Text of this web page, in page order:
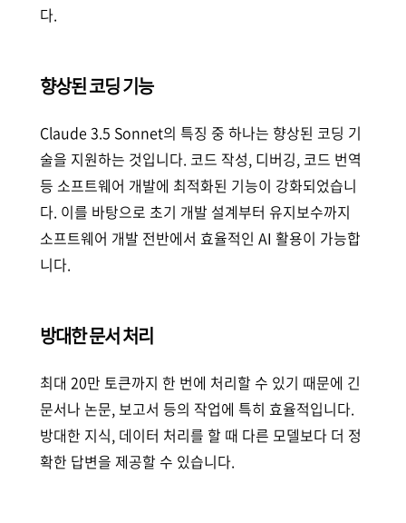
다.
향상된 코딩 기능
Claude 3.5 Sonnet의 특징 중 하나는 향상된 코딩 기
술을 지원하는 것입니다. 코드 작성, 디버깅, 코드 번역
등 소프트웨어 개발에 최적화된 기능이 강화되었습니
다. 이를 바탕으로 초기 개발 설계부터 유지보수까지
소프트웨어 개발 전반에서 효율적인 AI 활용이 가능합
니다.
방대한 문서 처리
최대 20만 토큰까지 한 번에 처리할 수 있기 때문에 긴
문서나 논문, 보고서 등의 작업에 특히 효율적입니다.
방대한 지식, 데이터 처리를 할 때 다른 모델보다 더 정
확한 답변을 제공할 수 있습니다.